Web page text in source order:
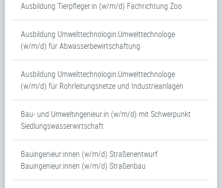
Ausbildung Tierpfleger:in (w/m/d) Fachrichtung Zoo
Ausbildung Umwelttechnologin:Umwelttechnologe
(w/m/d) für Abwasserbewirtschaftung
Ausbildung Umwelttechnologin:Umwelttechnologe
(w/m/d) für Rohrleitungsnetze und Industrieanlagen
Bau- und Umweltingenieur:in (w/m/d) mit Schwerpunkt
Siedlungswasserwirtschaft
Bauingenieur:innen (w/m/d) Straßenentwurf
Bauingenieur:innen (w/m/d) Straßenbau